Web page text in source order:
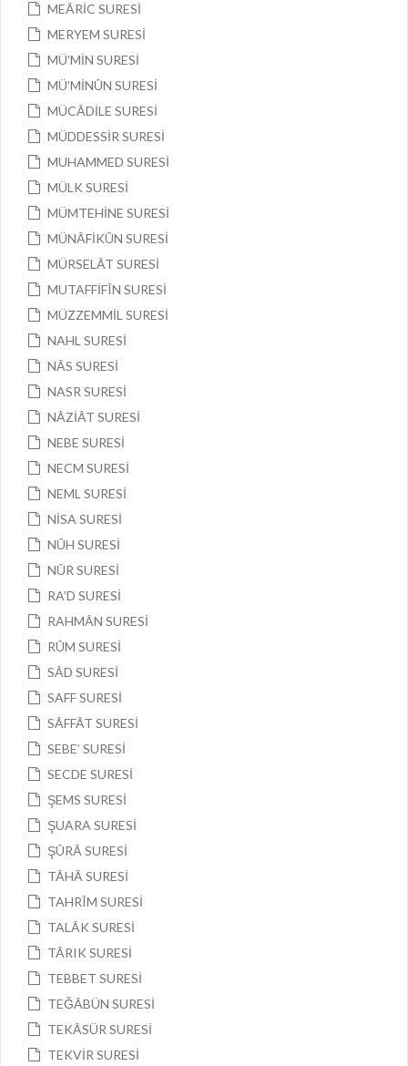
MEÂRİC SURESİ
MERYEM SURESİ
MÜ’MİN SURESİ
MÜ’MİNÛN SURESİ
MÜCÂDİLE SURESİ
MÜDDESSİR SURESİ
MUHAMMED SURESİ
MÜLK SURESİ
MÜMTEHİNE SURESİ
MÜNÂFİKÛN SURESİ
MÜRSELÂT SURESİ
MUTAFFİFÎN SURESİ
MÜZZEMMİL SURESİ
NAHL SURESİ
NÂS SURESİ
NASR SURESİ
NÂZİÂT SURESİ
NEBE SURESİ
NECM SURESİ
NEML SURESİ
NİSA SURESİ
NÛH SURESİ
NÛR SURESİ
RA’D SURESİ
RAHMÂN SURESİ
RÛM SURESİ
SÂD SURESİ
SAFF SURESİ
SÂFFÂT SURESİ
SEBE’ SURESİ
SECDE SURESİ
ŞEMS SURESİ
ŞUARA SURESİ
ŞÛRÂ SURESİ
TÂHÂ SURESİ
TAHRÎM SURESİ
TALÂK SURESİ
TÂRIK SURESİ
TEBBET SURESİ
TEĞÂBÜN SURESİ
TEKÂSÜR SURESİ
TEKVİR SURESİ